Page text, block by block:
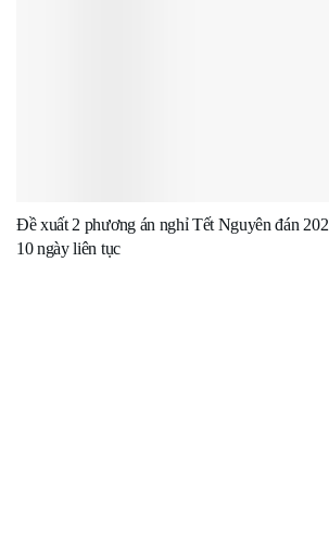
Đề xuất 2 phương án nghỉ Tết Nguyên đán
10 ngày liên tục